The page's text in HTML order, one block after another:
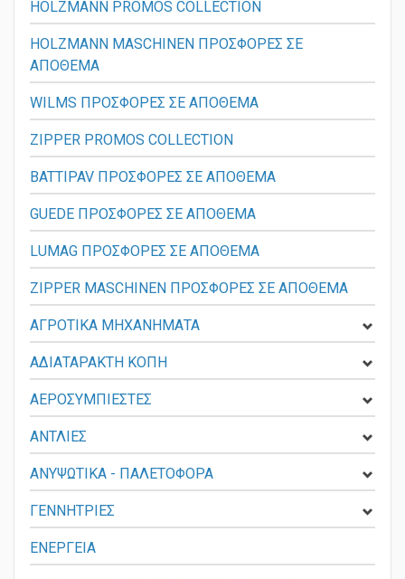
HOLZMANN PROMOS COLLECTION
HOLZMANN MASCHINEN ΠΡΟΣΦΟΡΕΣ ΣΕ
ΑΠΟΘΕΜΑ
WILMS ΠΡΟΣΦΟΡΕΣ ΣΕ ΑΠΟΘΕΜΑ
ZIPPER PROMOS COLLECTION
BATTIPAV ΠΡΟΣΦΟΡΕΣ ΣΕ ΑΠΟΘΕΜΑ
GUEDE ΠΡΟΣΦΟΡΕΣ ΣΕ ΑΠΟΘΕΜΑ
LUMAG ΠΡΟΣΦΟΡΕΣ ΣΕ ΑΠΟΘΕΜΑ
ZIPPER MASCHINEN ΠΡΟΣΦΟΡΕΣ ΣΕ ΑΠΟΘΕΜΑ
ΑΓΡΟΤΙΚΑ ΜΗΧΑΝΗΜΑΤΑ
ΑΔΙΑΤΑΡΑΚΤΗ ΚΟΠΗ
ΑΕΡΟΣΥΜΠΙΕΣΤΕΣ
ΑΝΤΛΙΕΣ
ΑΝΥΨΩΤΙΚΑ - ΠΑΛΕΤΟΦΟΡΑ
ΓΕΝΝΗΤΡΙΕΣ
ΕΝΕΡΓΕΙΑ